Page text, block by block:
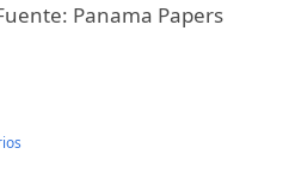
Panama Papers